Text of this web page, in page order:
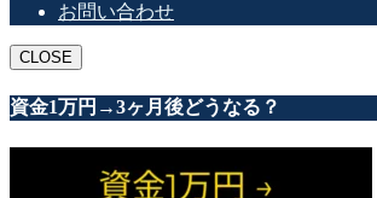
お問い合わせ
CLOSE
資金1万円→3ヶ月後どうなる？